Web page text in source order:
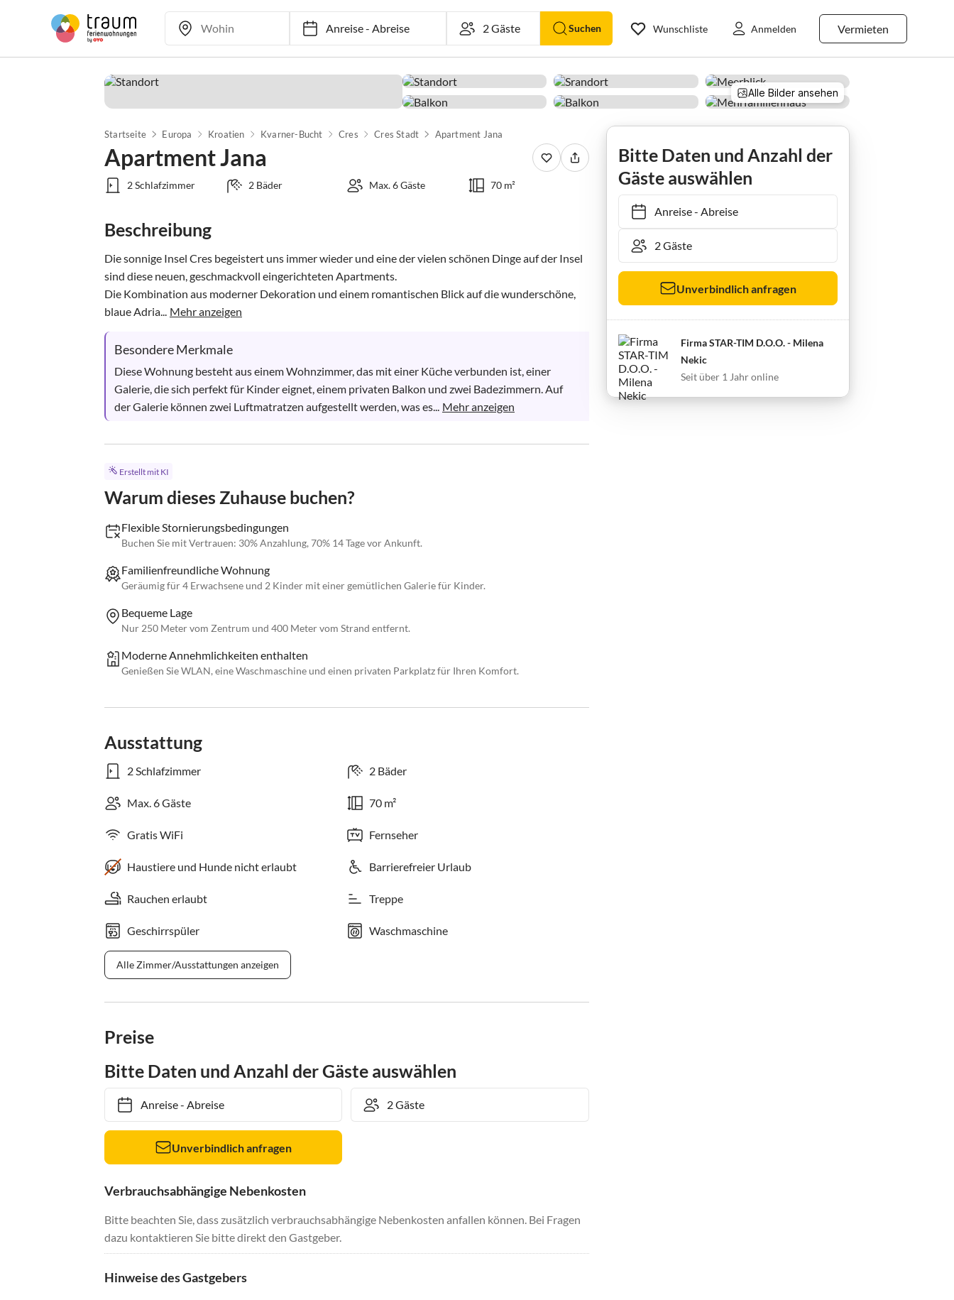
Anreise-Abreise Suchen Vermieten
Wunschliste Anmelden
Alle Bilder ansehen
Startseite Europa Kroatien Kvarner-Bucht Cres Cres Stadt Apartment Jana
Apartment Jana
2 Schlafzimmer 2 Bäder Max. 6 Gäste 70 m²
Beschreibung
Die sonnige Insel Cres begeistert uns immer wieder und eine der vielen schönen Dinge auf der Insel
sind diese neuen, geschmackvoll eingerichteten Apartments.
Die Kombination aus moderner Dekoration und einem romantischen Blick auf die wunderschöne,
blaue Adria... Mehr anzeigen
Besondere Merkmale
Diese Wohnung besteht aus einem Wohnzimmer, das mit einer Küche verbunden ist, einer
Galerie, die sich perfekt für Kinder eignet, einem privaten Balkon und zwei Badezimmern. Auf
der Galerie können zwei Luftmatratzen aufgestellt werden, was es... Mehr anzeigen
Erstellt mit KI
Warum dieses Zuhause buchen?
Flexible Stornierungsbedingungen
Buchen Sie mit Vertrauen: 30% Anzahlung, 70% 14 Tage vor Ankunft.
Familienfreundliche Wohnung
Geräumig für 4 Erwachsene und 2 Kinder mit einer gemütlichen Galerie für Kinder.
Bequeme Lage
Nur 250 Meter vom Zentrum und 400 Meter vom Strand entfernt.
Moderne Annehmlichkeiten enthalten
Genießen Sie WLAN, eine Waschmaschine und einen privaten Parkplatz für Ihren Komfort.
Ausstattung
2 Schlafzimmer 2 Bäder
Max. 6 Gäste 70 m²
Gratis WiFi Fernseher
Haustiere und Hunde nicht erlaubt Barrierefreier Urlaub
Rauchen erlaubt Treppe
Geschirrspüler Waschmaschine
Alle Zimmer/Ausstattungen anzeigen
Preise
Bitte Daten und Anzahl der Gäste auswählen
Anreise- Abreise
Unverbindlich anfragen
Verbrauchsabhängige Nebenkosten
Bitte beachten Sie, dass zusätzlich verbrauchsabhängige Nebenkosten anfallen können. Bei Fragen
dazu kontaktieren Sie bitte direkt den Gastgeber.
Hinweise des Gastgebers
Bitte Daten und Anzahl der
Gäste auswählen
Anreise- Abreise
Unverbindlich anfragen
Firma STAR-TIM D.O.O. - Milena
Nekic
Seit über 1 Jahr online